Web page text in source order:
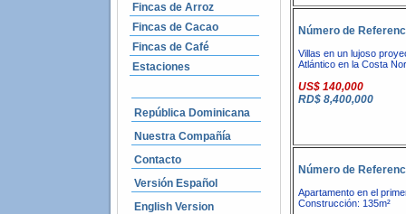
Fincas de Arroz
Fincas de Cacao
Fincas de Café
Estaciones
República Dominicana
Nuestra Compañía
Contacto
Versión Español
English Version
Número de
Villas en un lujoso
Atlántico en la Costa
US$ 140,000
RD$ 8,400,000
Número de
Apartamento en el
Construcción: 135m²